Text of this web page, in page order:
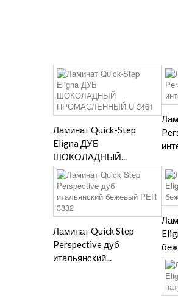
Ламинат Quick-Step
Eligna ДУБ
ШОКОЛАДНЫЙ...
Ламинат Quick Step
Perspective дуб
итальянский...